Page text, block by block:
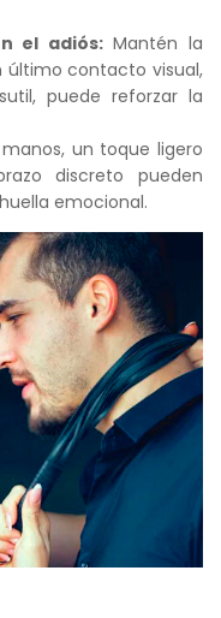
el adiós:Mantén la
último contacto visual,
puede reforzar la
un toque ligero
discreto pueden
emocional.